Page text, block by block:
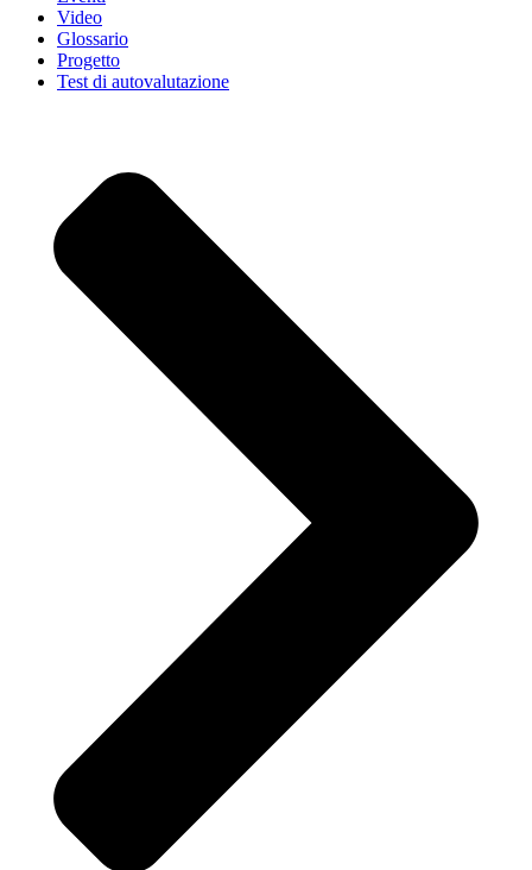
Video
Glossario
Progetto
Test di autovalutazione